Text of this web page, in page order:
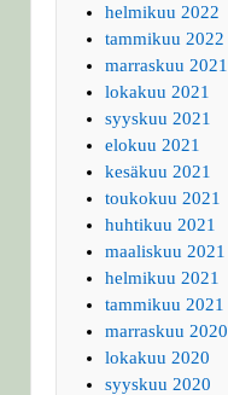
helmikuu 2022
tammikuu 2022
marraskuu 2021
lokakuu 2021
syyskuu 2021
elokuu 2021
kesäkuu 2021
toukokuu 2021
huhtikuu 2021
maaliskuu 2021
helmikuu 2021
tammikuu 2021
marraskuu 2020
lokakuu 2020
syyskuu 2020